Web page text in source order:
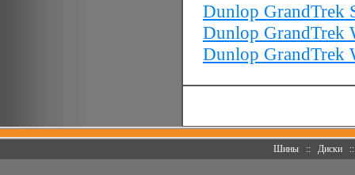
Dunlop GrandTrek
Dunlop GrandTrek
Dunlop GrandTrek
Шины :: Диски